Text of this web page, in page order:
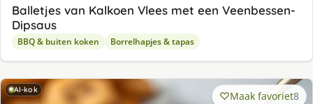
Balletjes van Kalkoen Vlees met een Veenbessen-
Dipsaus
BBQ & buiten koken Borrelhapjes & tapas
AI-kok Maak favoriet8